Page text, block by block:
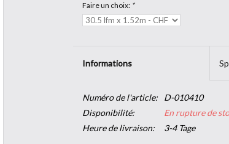
Faire un choix: *
Informations
Numéro de l'article:
D-010410
Disponibilité:
En rupture de
Heure de livraison:
3-4 Tage